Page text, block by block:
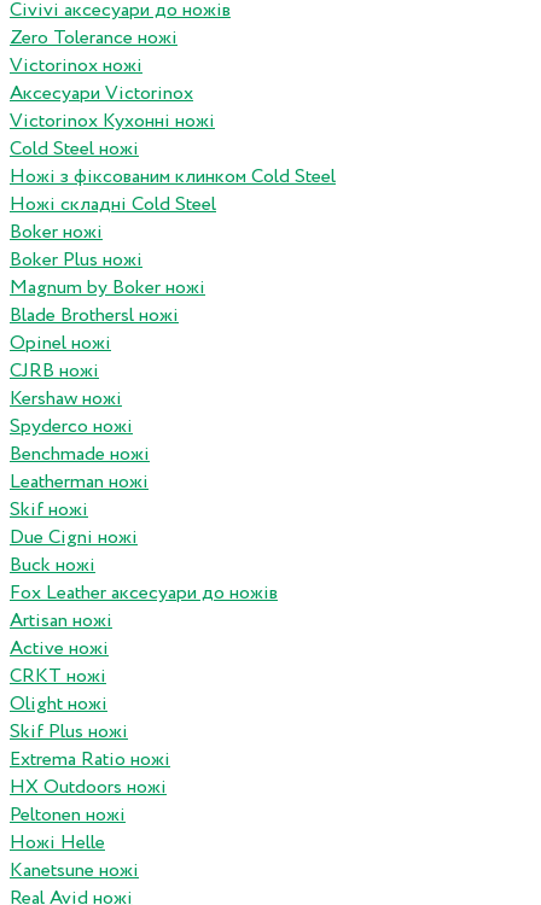
Civivi аксесуари до ножів
Zero Tolerance ножі
Victorinox ножі
Аксесуари Victorinox
Victorinox Кухонні ножі
Cold Steel ножі
Ножі з фіксованим клинком Cold Steel
Ножі складні Cold Steel
Boker ножі
Boker Plus ножі
Magnum by Boker ножі
Blade Brothersl ножі
Opinel ножі
CJRB ножі
Kershaw ножі
Spyderco ножі
Benchmade ножі
Leatherman ножі
Skif ножі
Due Cigni ножі
Buck ножі
Fox Leather аксесуари до ножів
Artisan ножі
Active ножі
CRKT ножі
Olight ножі
Skif Plus ножі
Extrema Ratio ножі
HX Outdoors ножі
Peltonen ножі
Ножі Helle
Kanetsune ножі
Real Avid ножі